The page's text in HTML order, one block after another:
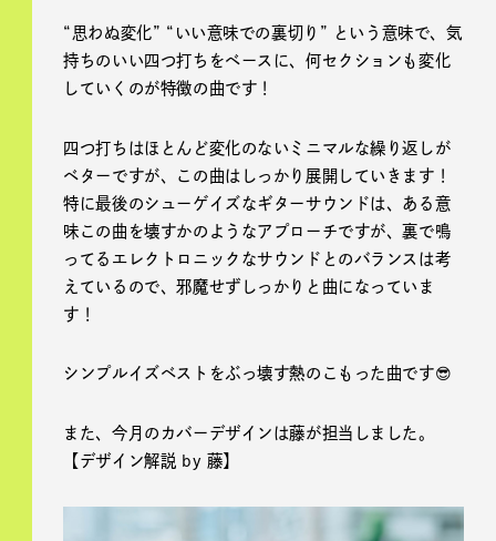
“思わぬ変化” “いい意味での裏切り” という意味で、気
持ちのいい四つ打ちをベースに、何セクションも変化
していくのが特徴の曲です！
四つ打ちはほとんど変化のないミニマルな繰り返しが
ベターですが、この曲はしっかり展開していきます！
特に最後のシューゲイズなギターサウンドは、ある意
味この曲を壊すかのようなアプローチですが、裏で鳴
ってるエレクトロニックなサウンドとのバランスは考
えているので、邪魔せずしっかりと曲になっていま
す！
シンプルイズベストをぶっ壊す熱のこもった曲です😎
また、今月のカバーデザインは藤が担当しました。
【デザイン解説 by 藤】